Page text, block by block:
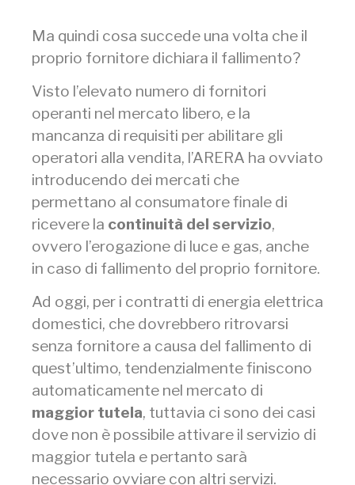
Ma quindi cosa succede una volta che il
proprio fornitore dichiara il fallimento?
Visto l’elevato numero di fornitori
operanti nel mercato libero, e la
mancanza di requisiti per abilitare gli
operatori alla vendita, l’ARERA ha ovviato
introducendo dei mercati che
permettano al consumatore finale di
ricevere la continuità del servizio,
ovvero l’erogazione di luce e gas, anche
in caso di fallimento del proprio fornitore.
Ad oggi, per i contratti di energia elettrica
domestici, che dovrebbero ritrovarsi
senza fornitore a causa del fallimento di
quest’ultimo, tendenzialmente finiscono
automaticamente nel mercato di
maggior tutela, tuttavia ci sono dei casi
dove non è possibile attivare il servizio di
maggior tutela e pertanto sarà
necessario ovviare con altri servizi.